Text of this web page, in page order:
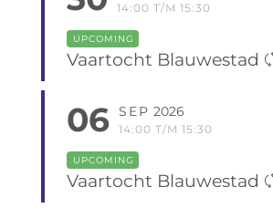
14:00 T/M 15:30
UPCOMING
Vaartocht Blauwestad
06 SEP 2026
14:00 T/M 15:30
UPCOMING
Vaartocht Blauwestad